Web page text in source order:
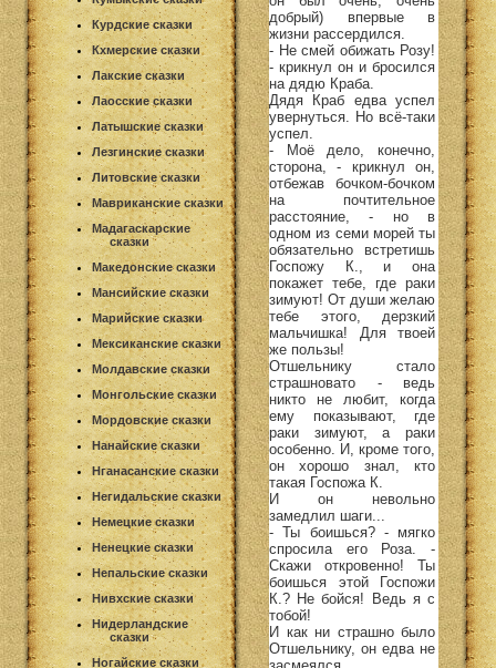
Курдские сказки
Кхмерские сказки
Лакские сказки
Лаосские сказки
Латышские сказки
Лезгинские сказки
Литовские сказки
Мавриканские сказки
Мадагаскарские
сказки
Македонские сказки
Мансийские сказки
Марийские сказки
Мексиканские сказки
Молдавские сказки
Монгольские сказки
Мордовские сказки
Нанайские сказки
Нганасанские сказки
Негидальские сказки
Немецкие сказки
Ненецкие сказки
Непальские сказки
Нивхские сказки
Нидерландские
сказки
Ногайские сказки
добрый) впервые в
жизни рассердился.
- Не смей обижать Розу!
- крикнул он и бросился
на дядю Краба.
Дядя Краб едва успел
увернуться. Но всё-таки
успел.
- Моё дело, конечно,
сторона, - крикнул он,
отбежав бочком-бочком
на почтительное
расстояние, - но в
одном из семи морей ты
обязательно встретишь
Госпожу К., и она
покажет тебе, где раки
зимуют! От души желаю
тебе этого, дерзкий
мальчишка! Для твоей
же пользы!
Отшельнику стало
страшновато - ведь
никто не любит, когда
ему показывают, где
раки зимуют, а раки
особенно. И, кроме того,
он хорошо знал, кто
такая Госпожа К.
И он невольно
замедлил шаги...
- Ты боишься? - мягко
спросила его Роза. -
Скажи откровенно! Ты
боишься этой Госпожи
К.? Не бойся! Ведь я с
тобой!
И как ни страшно было
Отшельнику, он едва не